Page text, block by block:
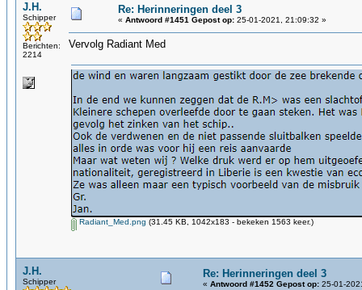
J.H.
Schipper
Berichten:
2214
Re: Herinneringen deel 3
« Antwoord #1451 Gepost op: 25-01-2021, 21:09:32 »
Vervolg Radiant Med
Radiant_Med.png (31.45 KB, 1042x183 - bekeken 1563 keer.)
J.H.
Schipper
Re: Herinneringen deel 3
« Antwoord #1452 Gepost op: 25-01-